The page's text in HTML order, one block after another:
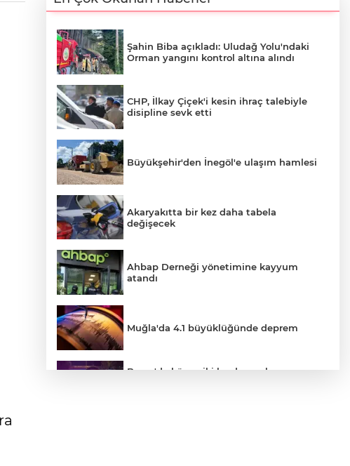
Şahin Biba açıkladı: Uludağ Yolu'ndaki
Orman yangını kontrol altına alındı
CHP, İlkay Çiçek'i kesin ihraç talebiyle
disipline sevk etti
Büyükşehir'den İnegöl'e ulaşım hamlesi
Akaryakıtta bir kez daha tabela
değişecek
Ahbap Derneği yönetimine kayyum
atandı
Muğla'da 4.1 büyüklüğünde deprem
Bursa'da küsen iki kardeş, onları